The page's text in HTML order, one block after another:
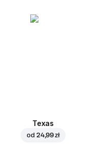
Texas
od 24,99 zł